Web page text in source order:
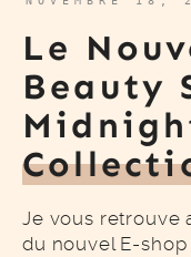
CONTACT
Le
Beauty
Je vous retrouve
du nouvel E-